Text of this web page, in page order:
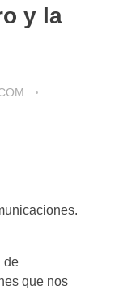
y la
de
que nos